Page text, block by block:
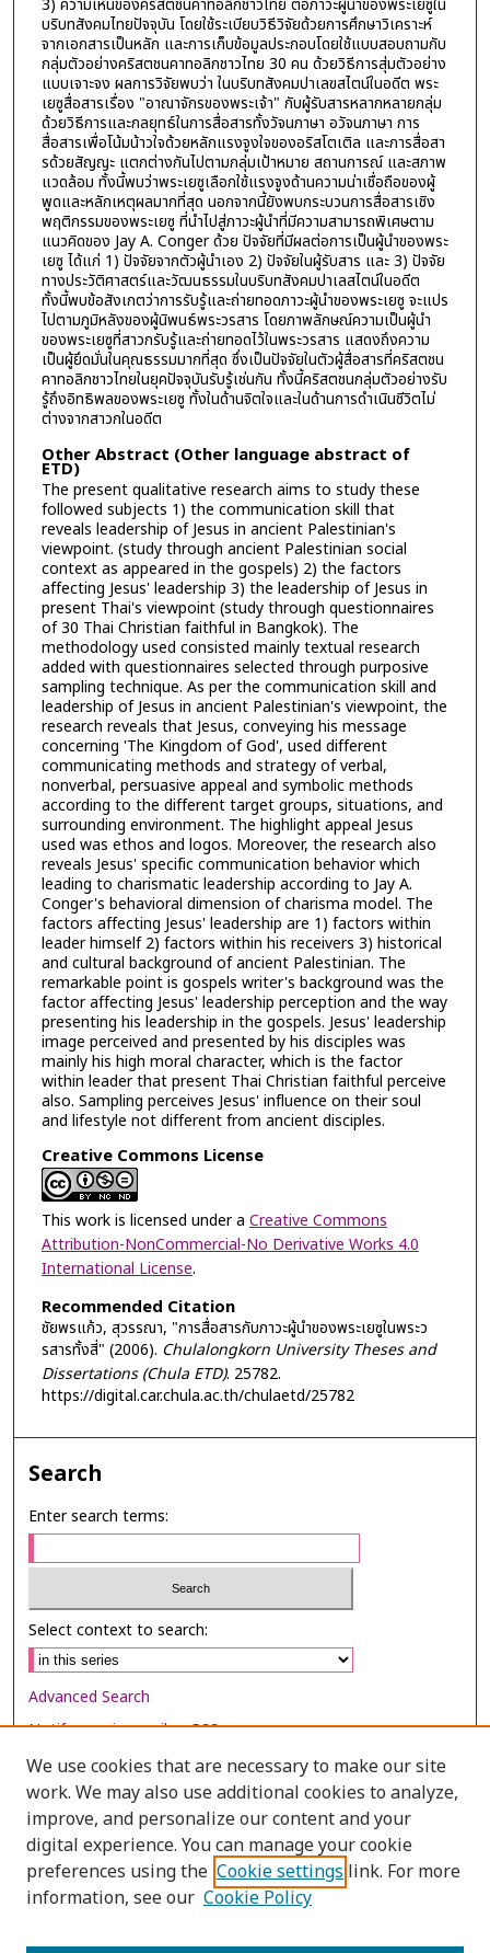
3) ความเห็นของคริสตชนคาทอลิกชาวไทย ต่อภาวะผู้นำของพระเยซูใน
บริบทสังคมไทยปัจจุบัน โดยใช้ระเบียบวิธีวิจัยด้วยการศึกษาวิเคราะห์
จากเอกสารเป็นหลัก และการเก็บข้อมูลประกอบโดยใช้แบบสอบถามกับ
กลุ่มตัวอย่างคริสตชนคาทอลิกชาวไทย 30 คน ด้วยวิธีการสุ่มตัวอย่าง
แบบเจาะจง ผลการวิจัยพบว่า ในบริบทสังคมปาเลฃสไตน์ในอดีต พระ
เยซูสื่อสารเรื่อง "อาณาจักรของพระเจ้า" กับผู้รับสารหลากหลายกลุ่ม
ด้วยวิธีการและกลยุทธ์ในการสื่อสารทั้งวัจนภาษา อวัจนภาษา การ
สื่อสารเพื่อโน้มน้าวใจด้วยหลักแรงจูงใจของอริสโตเติล และการสื่อสา
รด้วยสัญญะ แตกต่างกันไปตามกลุ่มเป้าหมาย สถานการณ์ และสภาพ
แวดล้อม ทั้งนี้พบว่าพระเยซูเลือกใช้แรงจูงด้านความน่าเชื่อถือของผู้
พูดและหลักเหตุผลมากที่สุด นอกจากนี้ยังพบกระบวนการสื่อสารเชิง
พฤติกรรมของพระเยซู ที่นำไปสู่ภาวะผู้นำที่มีความสามารถพิเศษตาม
แนวคิดของ Jay A. Conger ด้วย ปัจจัยที่มีผลต่อการเป็นผู้นำของพระ
เยซู ได้แก่ 1) ปัจจัยจากตัวผู้นำเอง 2) ปัจจัยในผู้รับสาร และ 3) ปัจจัย
ทางประวัติศาสตร์และวัฒนธรรมในบริบทสังคมปาเลสไตน์ในอดีต
ทั้งนี้พบข้อสังเกตว่าการรับรู้และถ่ายทอดภาวะผู้นำของพระเยซู จะแปร
ไปตามภูมิหลังของผู้นิพนธ์พระวรสาร โดยภาพลักษณ์ความเป็นผู้นำ
ของพระเยซูที่สาวกรับรู้และถ่ายทอดไว้ในพระวรสาร แสดงถึงความ
เป็นผู้ยึดมั่นในคุณธรรมมากที่สุด ซึ่งเป็นปัจจัยในตัวผู้สื่อสารที่คริสตชน
คาทอลิกชาวไทยในยุคปัจจุบันรับรู้เช่นกัน ทั้งนี้คริสตชนกลุ่มตัวอย่างรับ
รู้ถึงอิทธิพลของพระเยซู ทั้งในด้านจิตใจและในด้านการดำเนินชีวิตไม่
ต่างจากสาวกในอดีต
Other Abstract (Other language abstract of
ETD)
The present qualitative research aims to study these
followed subjects 1) the communication skill that
reveals leadership of Jesus in ancient Palestinian's
viewpoint. (study through ancient Palestinian social
context as appeared in the gospels) 2) the factors
affecting Jesus' leadership 3) the leadership of Jesus in
present Thai's viewpoint (study through questionnaires
of 30 Thai Christian faithful in Bangkok). The
methodology used consisted mainly textual research
added with questionnaires selected through purposive
sampling technique. As per the communication skill and
leadership of Jesus in ancient Palestinian's viewpoint, the
research reveals that Jesus, conveying his message
concerning 'The Kingdom of God', used different
communicating methods and strategy of verbal,
nonverbal, persuasive appeal and symbolic methods
according to the different target groups, situations, and
surrounding environment. The highlight appeal Jesus
used was ethos and logos. Moreover, the research also
reveals Jesus' specific communication behavior which
leading to charismatic leadership according to Jay A.
Conger's behavioral dimension of charisma model. The
factors affecting Jesus' leadership are 1) factors within
leader himself 2) factors within his receivers 3) historical
and cultural background of ancient Palestinian. The
remarkable point is gospels writer's background was the
factor affecting Jesus' leadership perception and the way
presenting his leadership in the gospels. Jesus' leadership
image perceived and presented by his disciples was
mainly his high moral character, which is the factor
within leader that present Thai Christian faithful perceive
also. Sampling perceives Jesus' influence on their soul
and lifestyle not different from ancient disciples.
Creative Commons License
This work is licensed under a Creative Commons
Attribution-NonCommercial-No Derivative Works 4.0
International License.
Recommended Citation
ชัยพรแก้ว, สุวรรณา, "การสื่อสารกับภาวะผู้นำของพระเยซูในพระว
รสารทั้งสี่" (2006). Chulalongkorn University Theses and
Dissertations (Chula ETD). 25782.
https://digital.car.chula.ac.th/chulaetd/25782
Search
Enter search terms:
Select context to search:
Advanced Search
Notify me via email orRSS
Browse
Collections
Disciplines
Authors
We use cookies that are necessary to make our site
work. We may also use additional cookies to analyze,
improve, and personalize our content and your
digital experience. You can manage your cookie
preferences using the Cookie settings link. For more
information, see our Cookie Policy